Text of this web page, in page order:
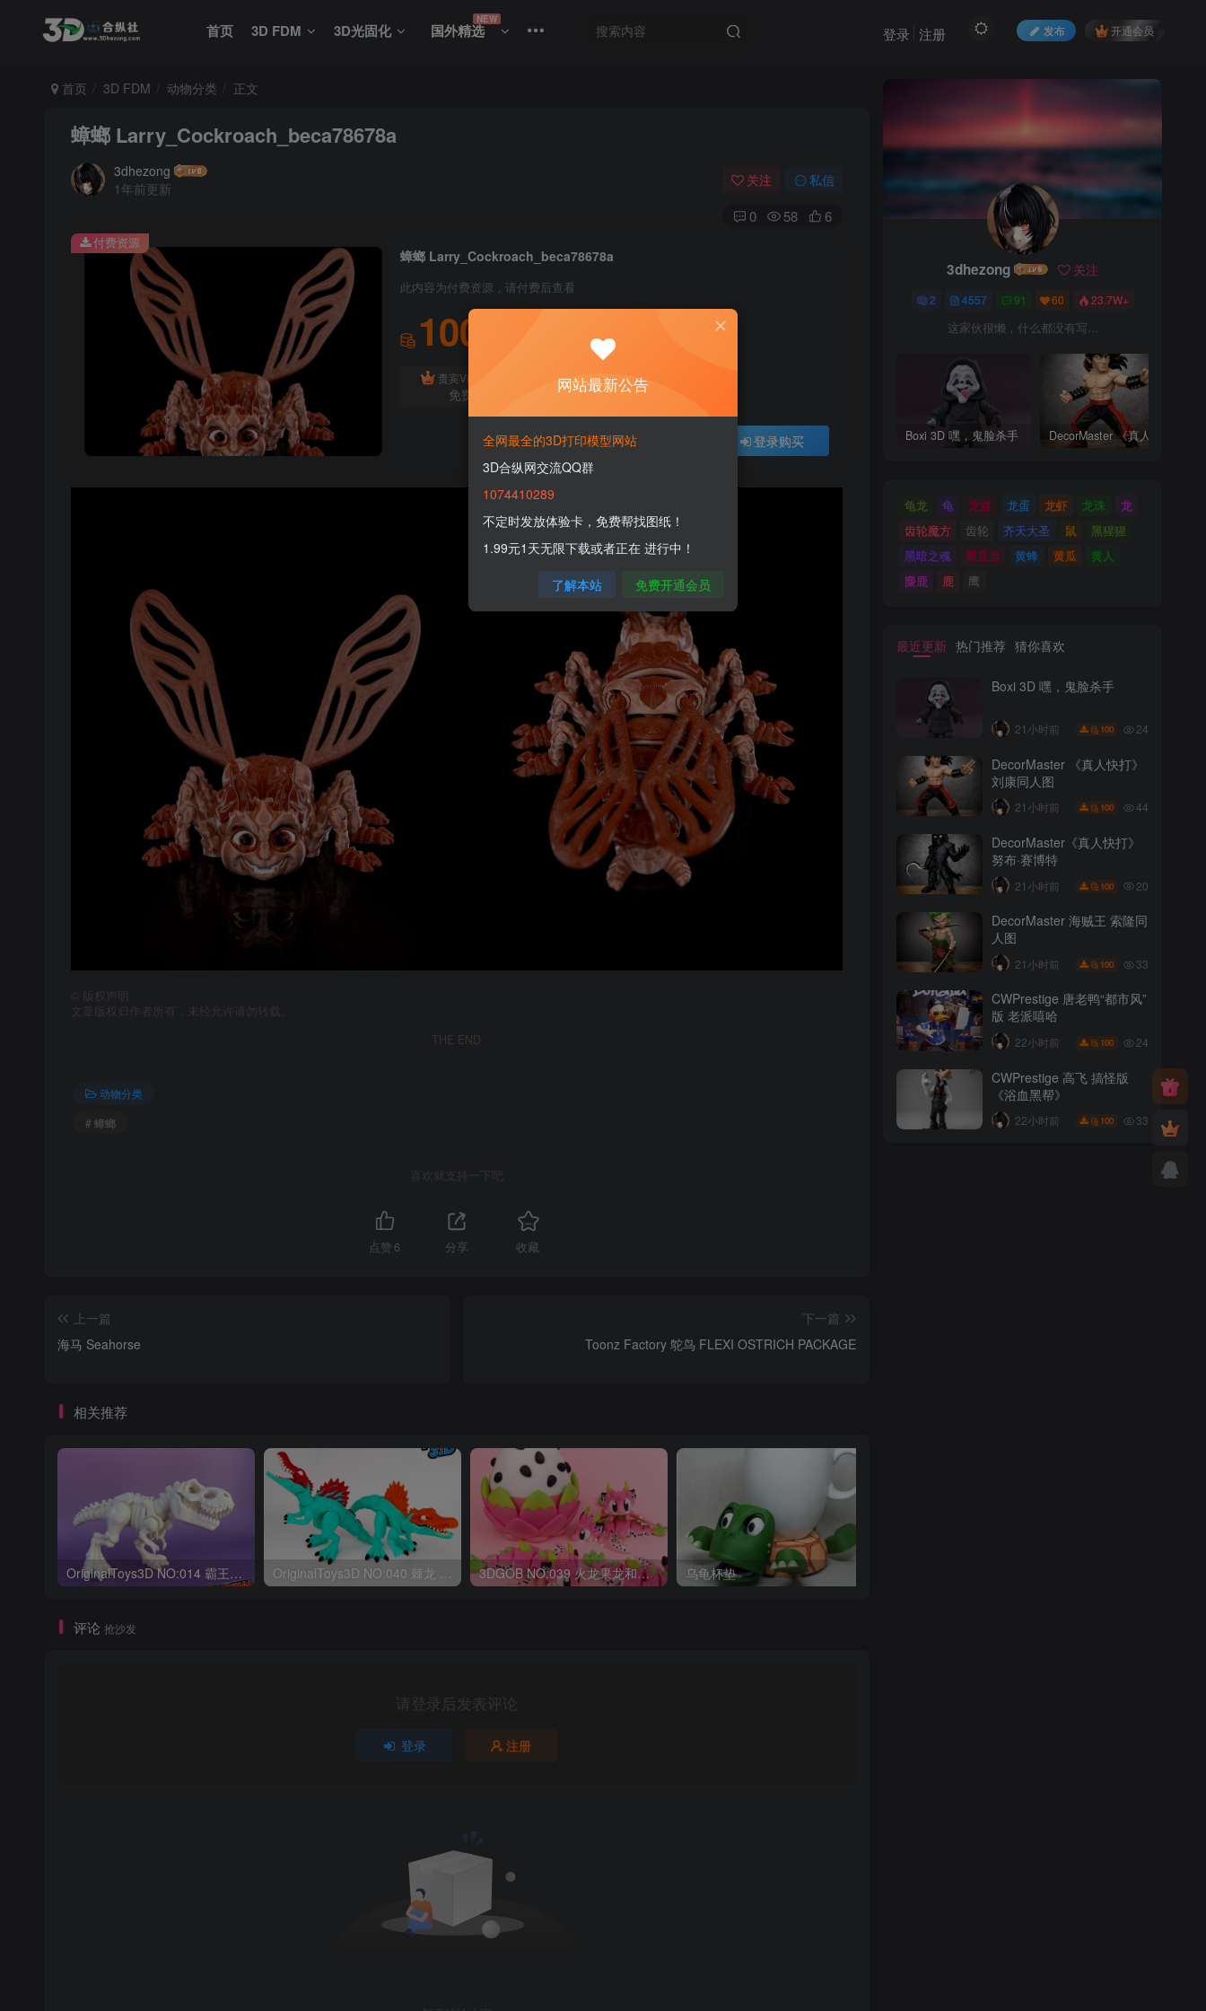
首页 3D FDM 3D光固化 国外精选
NEW
发布 开通会员
登录 注册
首页 3D FDM 动物分类 正文
蟑螂 Larry_Cockroach_beca78678a
3dhezong
1年前更新
关注 私信
0 58 6
蟑螂 Larry_Cockroach_beca78678a
此内容为付费资源，请付费后查看
100
贵宾VIP会员
免费
体验会员免费
登录购买
付费资源
版权声明
文章版权归作者所有，未经允许请勿转载。
THE END
动物分类
# 蟑螂
喜欢就支持一下吧
点赞 6 分享 收藏
上一篇
海马 Seahorse
下一篇
Toonz Factory 鸵鸟 FLEXI OSTRICH PACKAGE
相关推荐
OriginalToys3D NO:014 霸王龙骨架 3DGOB NO:039 火龙果龙和龙蛋 DragonFruit_MiniDragon 乌龟杯垫
评论 抢沙发
请登录后发表评论
登录 注册
3dhezong 关注
2 4557 91 60 23.7W+
这家伙很懒，什么都没有写...
Boxi 3D 嘿，鬼脸杀手
龟龙 龟 龙首 龙蛋 龙虾 龙珠
龙
齿轮魔方
齿轮 齐天大圣 鼠
黑猩猩
黑暗之魂
黑亚当 黄蜂 黄瓜
黄人
麋鹿
鹿 鹰
最近更新 热门推荐 猜你喜欢
Boxi 3D 嘿，鬼脸杀手
21小时前 100 24
DecorMaster 《真人快打》
刘康同人图
21小时前 100 44
DecorMaster《真人快打》
努布·赛博特
21小时前 100 20
DecorMaster 海贼王 索隆同
人图
21小时前 100 33
CWPrestige 唐老鸭“都市风”
版 老派嘻哈
22小时前 100 24
CWPrestige 高飞 搞怪版
《浴血黑帮》
22小时前 100 33
网站最新公告
全网最全的3D打印模型网站
3D合纵网交流QQ群
1074410289
不定时发放体验卡，免费帮找图纸！
1.99元1天无限下载或者正在 进行中！
了解本站 免费开通会员